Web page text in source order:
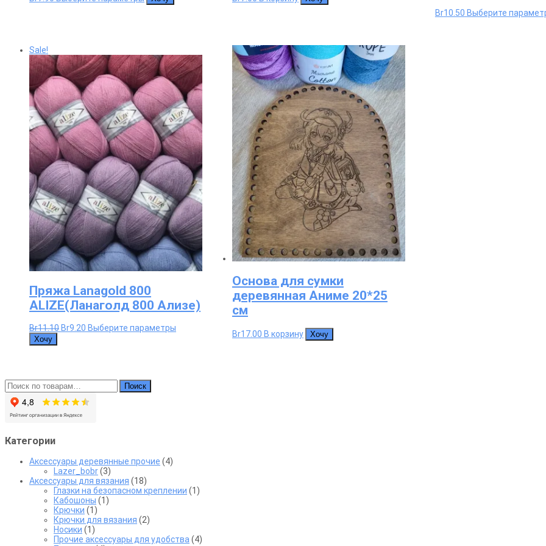
товар
можно
выбрать
на
странице
товара.
Br10.50 Выберите
Sale!
Пряжа Lanagold 800
ALIZE(Ланаголд 800 Ализе)
Br11.10Первоначальная
Br9.20 Текущая
Выберите параметры
Хочу
Основа для сумки
деревянная Аниме 20*25
см
Br17.00 В корзину Хочу
Искать: Поиск
Категории
Аксессуары деревянные прочие (4)
Lazer_bobr(3)
Аксессуары для вязания (18)
Глазки на безопасном креплении (1)
Кабошоны (1)
Крючки (1)
Крючки для вязания (2)
Носики (1)
Прочие аксессуары для удобства (4)